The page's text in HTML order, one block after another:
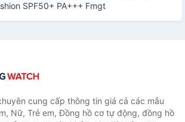
SPF50+ PA+++ Fmgt
cung cấp thông tin giá cả các mẫu
Nữ, Trẻ em, Đồng hồ cơ tự động, đồng hồ